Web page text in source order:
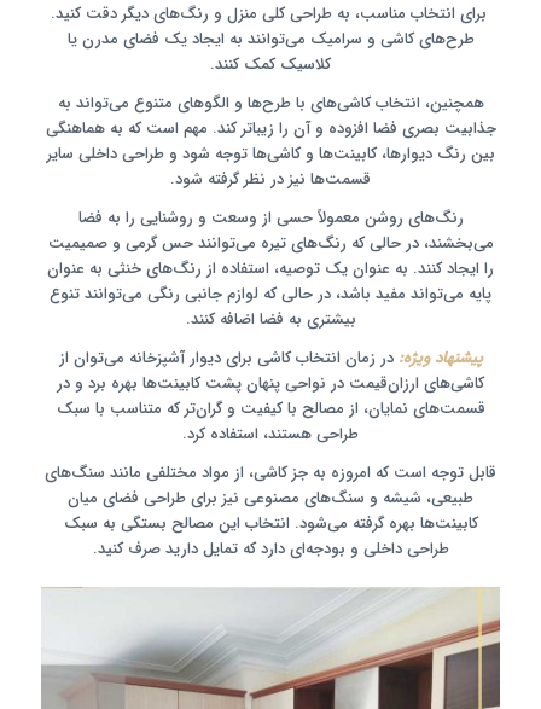
برای انتخاب مناسب، به طراحی کلی منزل و رنگ‌های دیگر دقت کنید.
طرح‌های کاشی و سرامیک می‌توانند به ایجاد یک فضای مدرن یا
کلاسیک کمک کنند.
همچنین، انتخاب کاشی‌های با طرح‌ها و الگوهای متنوع می‌تواند به
جذابیت بصری فضا افزوده و آن را زیباتر کند. مهم است که به هماهنگی
بین رنگ دیوارها، کابینت‌ها و کاشی‌ها توجه شود و طراحی داخلی سایر
قسمت‌ها نیز در نظر گرفته شود.
رنگ‌های روشن معمولاً حسی از وسعت و روشنایی را به فضا
می‌بخشند، در حالی که رنگ‌های تیره می‌توانند حس گرمی و صمیمیت
را ایجاد کنند. به عنوان یک توصیه، استفاده از رنگ‌های خنثی به عنوان
پایه می‌تواند مفید باشد، در حالی که لوازم جانبی رنگی می‌توانند تنوع
بیشتری به فضا اضافه کنند.
پیشنهاد ویژه: در زمان انتخاب کاشی برای دیوار آشپزخانه می‌توان از
کاشی‌های ارزان‌قیمت در نواحی پنهان پشت کابینت‌ها بهره برد و در
قسمت‌های نمایان، از مصالح با کیفیت و گران‌تر که متناسب با سبک
طراحی هستند، استفاده کرد.
قابل توجه است که امروزه به جز کاشی، از مواد مختلفی مانند سنگ‌های
طبیعی، شیشه و سنگ‌های مصنوعی نیز برای طراحی فضای میان
کابینت‌ها بهره گرفته می‌شود. انتخاب این مصالح بستگی به سبک
طراحی داخلی و بودجه‌ای دارد که تمایل دارید صرف کنید.